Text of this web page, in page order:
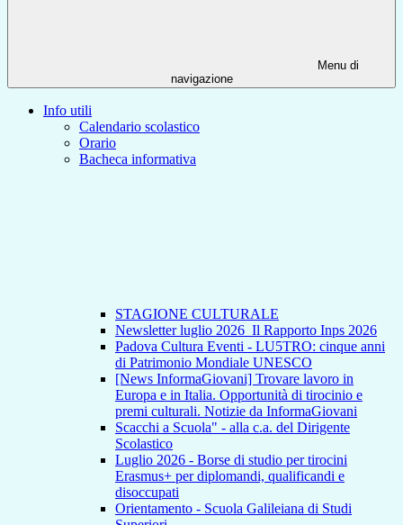
Menu di
navigazione
Info utili
Calendario scolastico
Orario
Bacheca informativa
STAGIONE CULTURALE
Newsletter luglio 2026_Il Rapporto Inps 2026
Padova Cultura Eventi - LU5TRO: cinque anni
di Patrimonio Mondiale UNESCO
[News InformaGiovani] Trovare lavoro in
Europa e in Italia. Opportunità di tirocinio e
premi culturali. Notizie da InformaGiovani
Scacchi a Scuola" - alla c.a. del Dirigente
Scolastico
Luglio 2026 - Borse di studio per tirocini
Erasmus+ per diplomandi, qualificandi e
disoccupati
Orientamento - Scuola Galileiana di Studi